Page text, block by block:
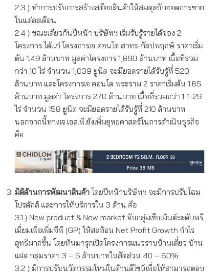
2.3 ) ทำการปรับการสร้างสต็อกสินค้าให้สมดุลกับยอดการขาย
ในแต่ละเดือน
2.4 ) ขณะเดียวกันปีหน้า บริษัทฯ เริ่มรับรู้รายได้ของ 2
โครงการ ได้แก่ โครงการเจ คอนโด สาทร-กัลปพฤกษ์ ราคาเริ่ม
ต้น 1.49 ล้านบาท มูลค่าโครงการ 1,890 ล้านบาท เนื้อที่รวม
กว่า 10 ไร่ จำนวน 1,039 ยูนิต จะม๊ยอดรายได้รับรู้ที่ 520
ล้านบาท และโครงการเจ คอนโด พระราม 2 ราคาเริ่มต้น 1.65
ล้านบาท มูลค่า โครงการ 270 ล้านบาท เนื้อที่รวมกว่า 1-1-29
ไร่ จำนวน 158 ยูนิต จะมียอดรายได้รับรู้ที่ 210 ล้านบาท
นอกจากนี้ทางเจ.เอส.พี.ยังเพิ่มยุทธศาสตร์ในการดำเนินธุรกิจ
คือ
มิติด้านการพัฒนาสินค้า โดยปีหน้าบริษัทฯ จะมีการปรับโฉม
โปรดักส์ และการให้บริการใน 3 ด้าน คือ
3.1 ) New product & New market จับกลุ่มเซ็กเม้นต์ระดับพรี
เมี่ยมเพื่อเพิ่มจีพี (GP) ให้สะท้อน Net Profit Growth กำไร
สุทธิมากขึ้น โดยหันมารุกเปิดโครงการแนวราบบ้านเดี่ยว บ้าน
แฝด กลุ่มราคา 3 – 5 ล้านบาทในสัดส่วน 40 – 60%
3.2 ) มีการปรับนวัตกรรมใหม่ในด้านดีไซน์เพื่อให้สามารถตอบ